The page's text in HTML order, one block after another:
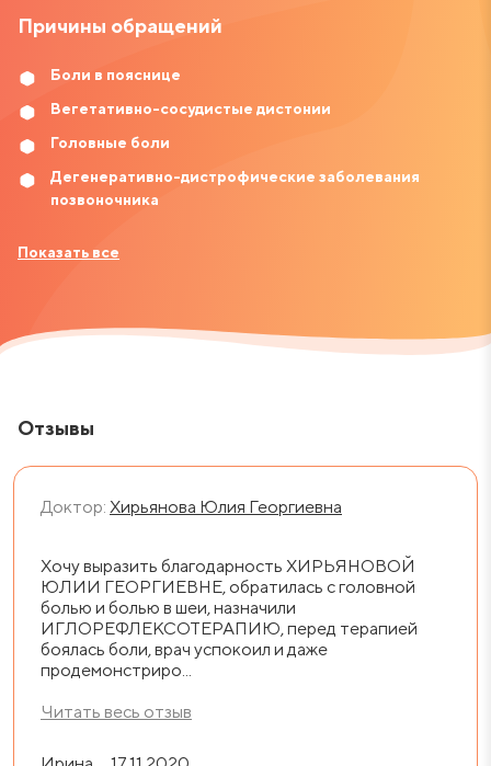
Причины обращений
Боли в пояснице
Вегетативно-сосудистые дистонии
Головные боли
Дегенеративно-дистрофические заболевания
позвоночника
Показать все
Отзывы
Доктор: Хирьянова Юлия Георгиевна
Хочу выразить благодарность ХИРЬЯНОВОЙ
ЮЛИИ ГЕОРГИЕВНЕ, обратилась с головной
болью и болью в шеи, назначили
ИГЛОРЕФЛЕКСОТЕРАПИЮ, перед терапией
боялась боли, врач успокоил и даже
продемонстриро...
Читать весь отзыв